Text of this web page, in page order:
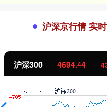
沪深京行情 实
沪深300 4694.44